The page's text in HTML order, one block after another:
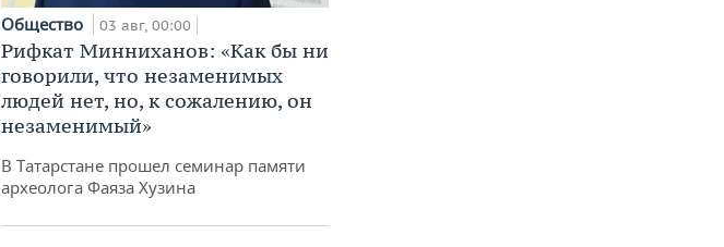
Общество 03 авг, 00:00
Рифкат Минниханов: «Как бы ни
говорили, что незаменимых
людей нет, но, к сожалению, он
незаменимый»
В Татарстане прошел семинар памяти
археолога Фаяза Хузина